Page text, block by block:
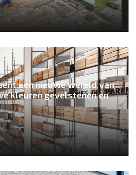
een nieuwe wereld van
kleuren gevelstenen en